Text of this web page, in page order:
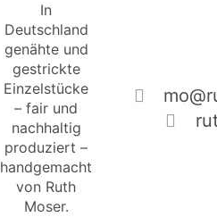
In
Deutschland
genähte und
gestrickte
Einzelstücke
– fair und
nachhaltig
produziert –
handgemacht
von Ruth
Moser.